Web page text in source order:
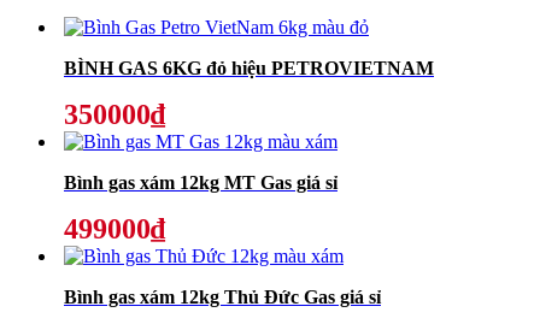
BÌNH GAS 6KG đỏ hiệu PETROVIETNAM
350000₫
Bình gas xám 12kg MT Gas giá sỉ
499000₫
Bình gas xám 12kg Thủ Đức Gas giá sỉ